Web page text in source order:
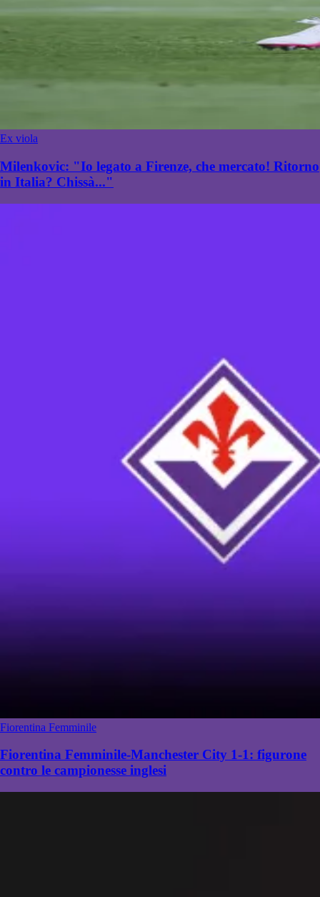
Ex viola
Milenkovic: "Io legato a Firenze, che mercato! Ritorno
in Italia? Chissà..."
Fiorentina Femminile
Fiorentina Femminile-Manchester City 1-1: figurone
contro le campionesse inglesi